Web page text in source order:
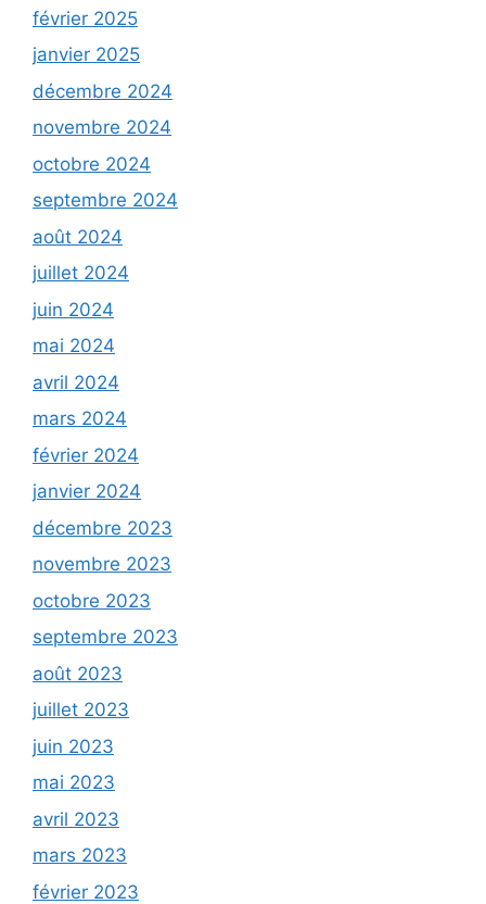
février 2025
janvier 2025
décembre 2024
novembre 2024
octobre 2024
septembre 2024
août 2024
juillet 2024
juin 2024
mai 2024
avril 2024
mars 2024
février 2024
janvier 2024
décembre 2023
novembre 2023
octobre 2023
septembre 2023
août 2023
juillet 2023
juin 2023
mai 2023
avril 2023
mars 2023
février 2023